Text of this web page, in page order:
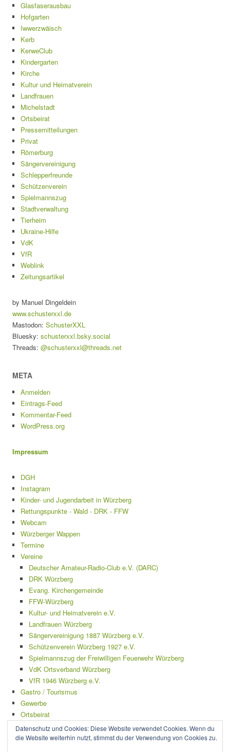
Glasfaserausbau
Hofgarten
Iwwerzwäisch
Kerb
KerweClub
Kindergarten
Kirche
Kultur und Heimatverein
Landfrauen
Michelstadt
Ortsbeirat
Pressemitteilungen
Privat
Römerburg
Sängervereinigung
Schlepperfreunde
Schützenverein
Spielmannszug
Stadtverwaltung
Tierheim
Ukraine-Hilfe
VdK
VfR
Weblink
Zeitungsartikel
by Manuel Dingeldein
www.schusterxxl.de
Mastodon: SchusterXXL
Bluesky: schusterxxl.bsky.social
Threads: @schusterxxl@threads.net
META
Anmelden
Eintrags-Feed
Kommentar-Feed
WordPress.org
Impressum
DGH
Instagram
Kinder- und Jugendarbeit in Würzberg
Rettungspunkte - Wald - DRK - FFW
Webcam
Würzberger Wappen
Termine
Vereine
Deutscher Amateur-Radio-Club e.V. (DARC)
DRK Würzberg
Evang. Kirchengemeinde
FFW-Würzberg
Kultur- und Heimatverein e.V.
Landfrauen Würzberg
Sängervereinigung 1887 Würzberg e.V.
Schützenverein Würzberg 1927 e.V.
Spielmannszug der Freiwilligen Feuerwehr Würzberg
VdK Ortsverband Würzberg
VfR 1946 Würzberg e.V.
Gastro / Tourismus
Gewerbe
Ortsbeirat
Mängelmelder
Impressum
Datenschutz und Cookies: Diese Website verwendet Cookies. Wenn du
die Website weiterhin nutzt, stimmst du der Verwendung von Cookies zu.